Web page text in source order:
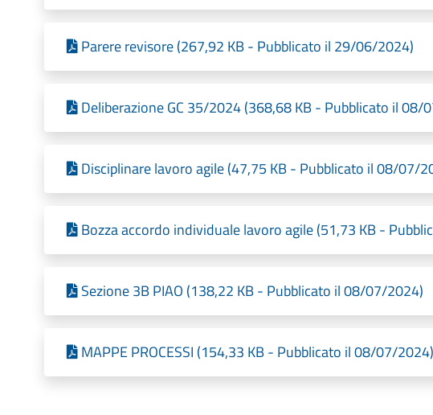
Parere revisore (267,92 KB - Pubblicato il 29/06/2024)
Deliberazione GC 35/2024 (368,68 KB - Pubblicato il 08/
Disciplinare lavoro agile (47,75 KB - Pubblicato il 08/07/
Bozza accordo individuale lavoro agile (51,73 KB -
Sezione 3B PIAO (138,22 KB - Pubblicato il 08/07/2024)
MAPPE PROCESSI (154,33 KB - Pubblicato il 08/07/2024)